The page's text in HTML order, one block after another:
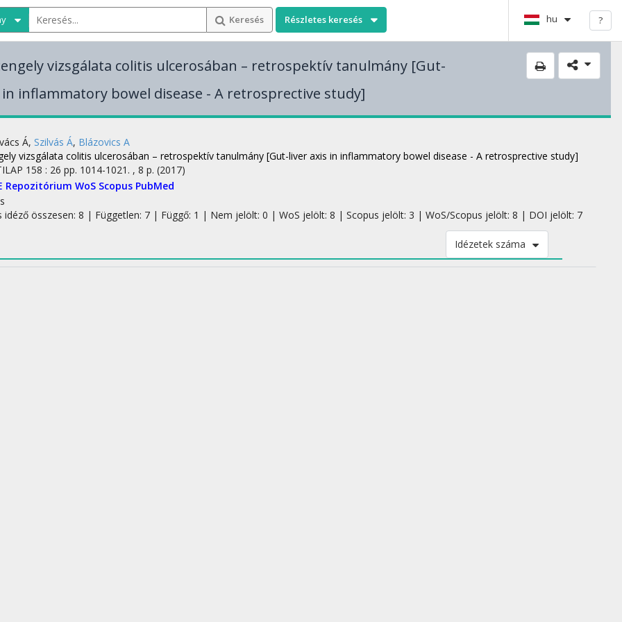
Keresés Részletes keresés hu ?
vizsgálata colitis ulcerosában – retrospektív tanulmány [Gut-
in inflammatory bowel disease - A retrosprective study]
Á, Szilvás Á, Blázovics A
vizsgálata colitis ulcerosában – retrospektív tanulmány [Gut-liver axis in inflammatory bowel disease - A retrosprective study]
158 : 26 pp. 1014-1021. , 8 p. (2017)
Repozitórium WoS Scopus PubMed
idéző összesen: 8 | Független: 7 | Függő: 1 | Nem jelölt: 0 | WoS jelölt: 8 | Scopus jelölt: 3 | WoS/Scopus jelölt: 8 | DOI jelölt: 7
Idézetek száma